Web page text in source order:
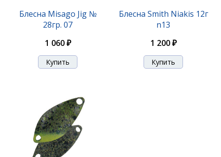
Блесна Misago Jig №
28гр. 07
1 060 ₽
Блесна Smith Niakis 12г
n13
1 200 ₽